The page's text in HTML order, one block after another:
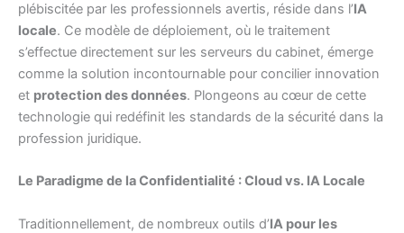
plébiscitée par les professionnels avertis, réside dans l’IA
locale. Ce modèle de déploiement, où le traitement
s’effectue directement sur les serveurs du cabinet, émerge
comme la solution incontournable pour concilier innovation
et protection des données. Plongeons au cœur de cette
technologie qui redéfinit les standards de la sécurité dans la
profession juridique.
Le Paradigme de la Confidentialité : Cloud vs. IA Locale
Traditionnellement, de nombreux outils d’IA pour les